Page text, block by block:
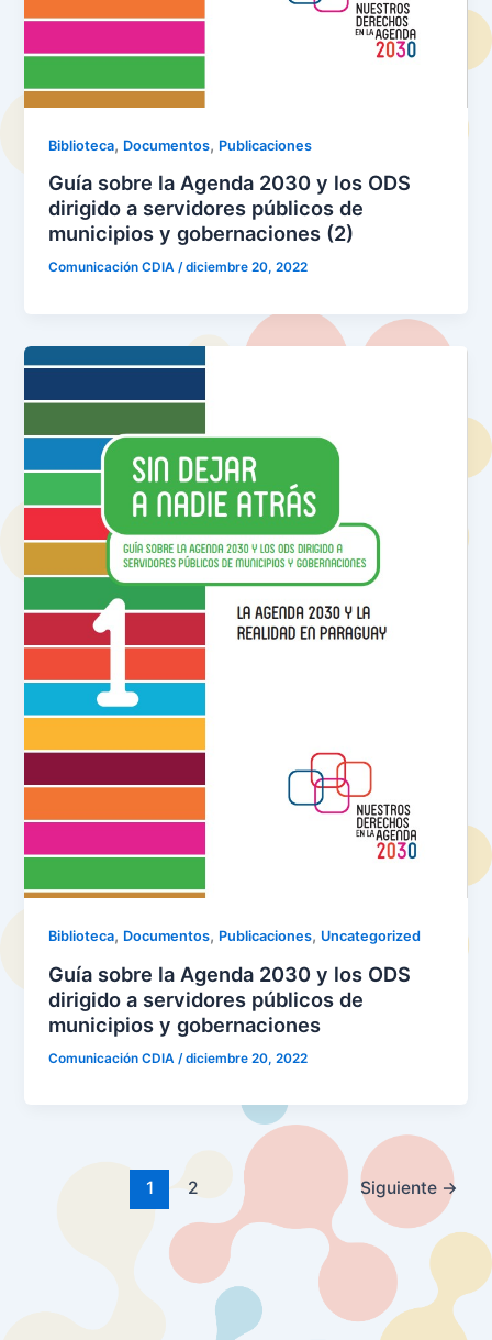
Biblioteca, Documentos, Publicaciones
Guía sobre la Agenda 2030 y los ODS
dirigido a servidores públicos de
municipios y gobernaciones (2)
Comunicación CDIA/diciembre 20, 2022
Biblioteca, Documentos, Publicaciones, Uncategorized
Guía sobre la Agenda 2030 y los ODS
dirigido a servidores públicos de
municipios y gobernaciones
Comunicación CDIA /diciembre 20, 2022
1 2 Siguiente →